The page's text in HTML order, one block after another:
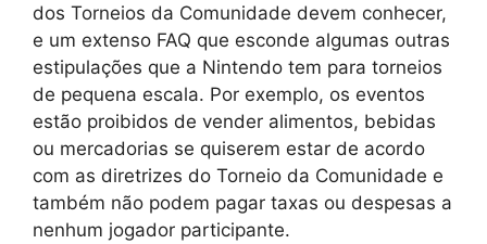
dos Torneios da Comunidade devem conhecer,
e um extenso FAQ que esconde algumas outras
estipulações que a Nintendo tem para torneios
de pequena escala. Por exemplo, os eventos
estão proibidos de vender alimentos, bebidas
ou mercadorias se quiserem estar de acordo
com as diretrizes do Torneio da Comunidade e
também não podem pagar taxas ou despesas a
nenhum jogador participante.